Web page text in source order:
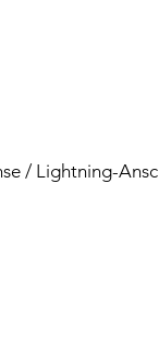
/ Lightning-